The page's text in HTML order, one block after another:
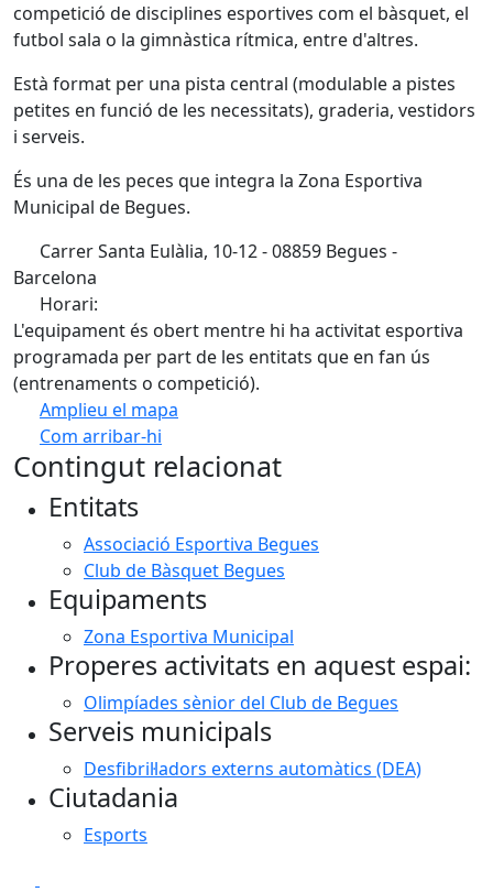
competició de disciplines esportives com el bàsquet, el
futbol sala o la gimnàstica rítmica, entre d'altres.
Està format per una pista central (modulable a pistes
petites en funció de les necessitats), graderia, vestidors
i serveis.
És una de les peces que integra la Zona Esportiva
Municipal de Begues.
Carrer Santa Eulàlia, 10-12 - 08859 Begues -
Barcelona
Horari:
L'equipament és obert mentre hi ha activitat esportiva
programada per part de les entitats que en fan ús
(entrenaments o competició).
Amplieu el mapa
Com arribar-hi
+
Contingut relacionat
Entitats
Associació Esportiva Begues
Club de Bàsquet Begues
Equipaments
Zona Esportiva Municipal
Properes activitats en aquest espai:
Olimpíades sènior del Club de Begues
Serveis municipals
Desfibril·ladors externs automàtics (DEA)
Ciutadania
Esports